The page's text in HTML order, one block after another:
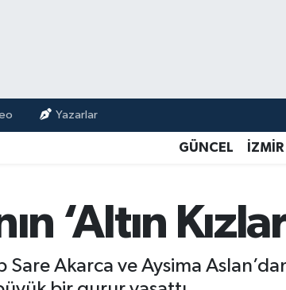
Yazarlar
GÜNCEL İZMİR
‘Altın
Sare Akarca ve Aysima